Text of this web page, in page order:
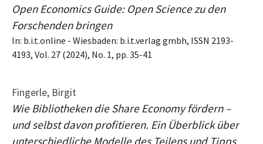
Open Economics Guide: Open Science zu den
Forschenden bringen
In: b.i.t.online - Wiesbaden: b.i.t.verlag gmbh, ISSN 2193-
4193, Vol. 27 (2024), No. 1, pp. 35-41
Fingerle, Birgit
Wie Bibliotheken die Share Economy fördern –
und selbst davon profitieren. Ein Überblick über
unterschiedliche Modelle des Teilens und Tipps